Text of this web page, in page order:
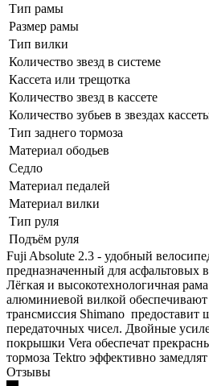
Тип рамы
Размер рамы
Тип вилки
Количество звезд в системе
Кассета или трещотка
Количество звезд в кассете
Количество зубьев в звездах
Тип заднего тормоза
Материал ободьев
Седло
Материал педалей
Материал вилки
Тип руля
Подъём руля
Fuji Absolute 2.3 - удобный
предназначенный для асфальтовых
Лёгкая и высокотехнологичная
алюминиевой вилкой обеспечивают
трансмиссия Shimano
передаточных чисел. Двойные
покрышки Vera обеспечат
тормоза Tektro эффективно
Отзывы